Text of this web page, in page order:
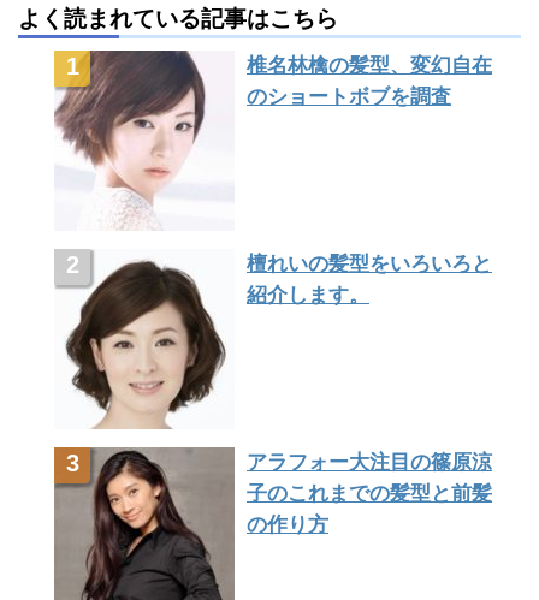
よく読まれている記事はこちら
椎名林檎の髪型、変幻自在
のショートボブを調査
檀れいの髪型をいろいろと
紹介します。
アラフォー大注目の篠原涼
子のこれまでの髪型と前髪
の作り方